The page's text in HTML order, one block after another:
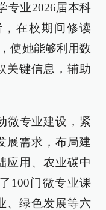
专业2026届本科
在校期间修读
使她能够利用数
关键信息，辅助
微专业建设，紧
展需求，布局建
应用、农业碳中
100门微专业课
、绿色发展等六